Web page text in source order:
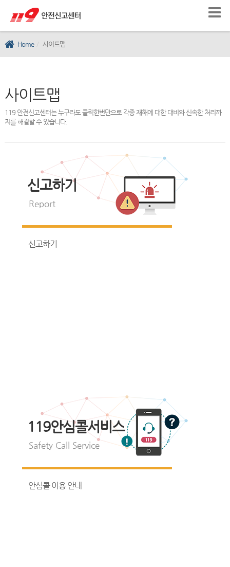
Home 사이트맵
사이트맵
119 안전신고센터는 누구라도 클릭한번만으로 각종 재해에 대한 대비와 신속한 처리까
지를 해결할 수 있습니다.
신고하기
Report
신고하기
119안심콜서비스
Safety Call Service
안심콜 이용 안내